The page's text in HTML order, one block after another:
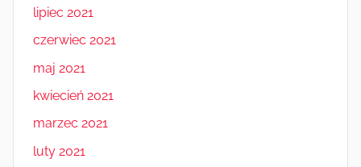
lipiec 2021
czerwiec 2021
maj 2021
kwiecień 2021
marzec 2021
luty 2021